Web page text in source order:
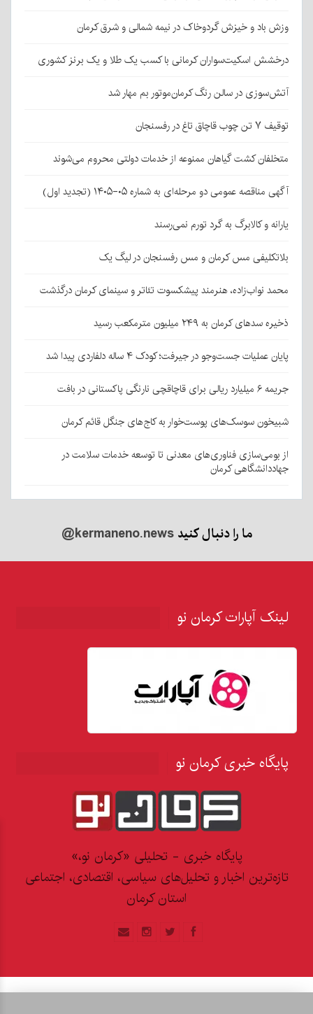
وزش باد و خیزش گردوخاک در نیمه شمالی و شرق کرمان
درخشش اسکیت‌سواران کرمانی با کسب یک طلا و یک برنز کشوری
آتش‌سوزی در سالن رنگ کرمان‌موتور بم مهار شد
توقیف ۷ تن چوب قاچاق تاغ در رفسنجان
متخلفان کشت گیاهان ممنوعه از خدمات دولتی محروم می‌شوند
آگهی مناقصه عمومی دو مرحله‌ای به شماره ۰۵-۱۴۰۵ (تجدید اول)
یارانه و کالابرگ به گرد تورم نمی‌رسند
بلاتکلیفی مس کرمان و مس رفسنجان در لیگ یک
محمد نواب‌زاده، هنرمند پیشکسوت تئاتر و سینمای کرمان درگذشت
ذخیره سدهای کرمان به ۲۴۹ میلیون مترمکعب رسید
پایان عملیات جست‌وجو در جیرفت؛ کودک ۴ ساله دلفاردی پیدا شد
جریمه ۶ میلیارد ریالی برای قاچاقچی نارنگی پاکستانی در بافت
شبیخون سوسک‌های پوست‌خوار به کاج‌های جنگل قائم کرمان
از بومی‌سازی فناوری‌های معدنی تا توسعه خدمات سلامت در
جهاددانشگاهی کرمان
ما را دنبال کنید@kermaneno.news
لینک آپارات کرمان نو
پایگاه خبری کرمان نو
پایگاه خبری - تحلیلی «کرمان نو،»
تازه‌ترین اخبار و تحلیل‌های سیاسی، اقتصادی، اجتماعی
استان کرمان